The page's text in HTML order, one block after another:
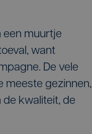
een muurtje
want
De vele
meeste gezinnen,
de kwaliteit, de